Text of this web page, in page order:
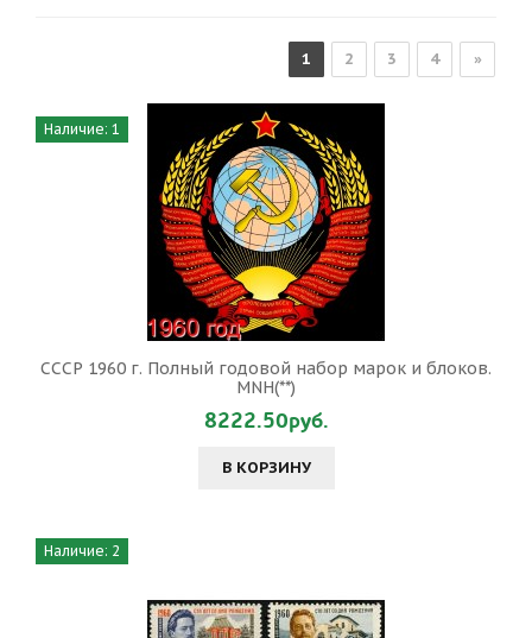
1 2 3 4 »
Наличие: 1
СССР 1960 г. Полный годовой набор марок и блоков.
MNH(**)
8222.50руб.
В КОРЗИНУ
Наличие: 2